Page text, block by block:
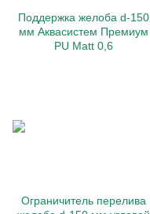
Поддержка желоба d-150
мм Аквасистем Премиум
PU Matt 0,6
Ограничитель перелива